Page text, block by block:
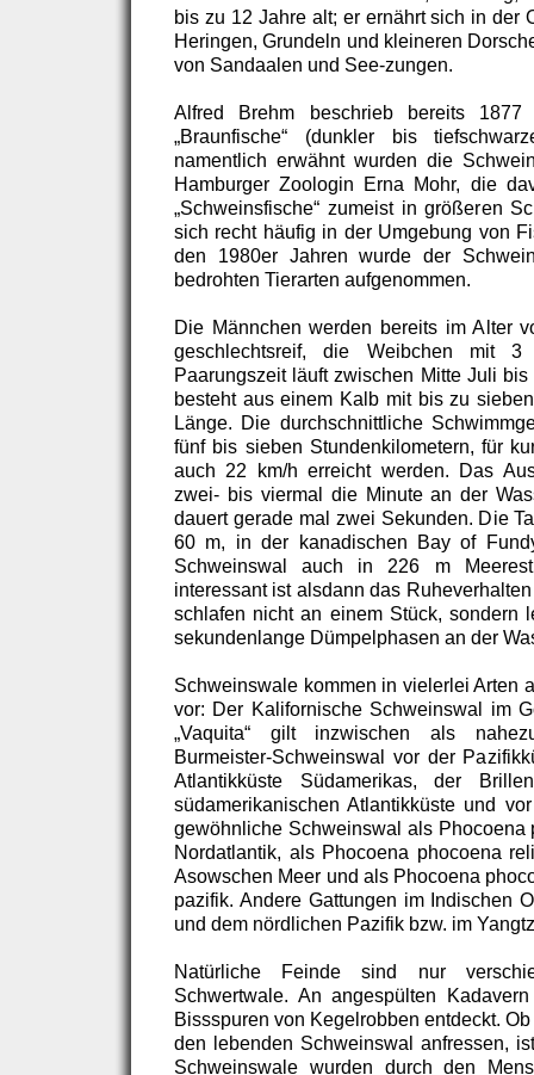
bis zu 12 Jahre alt; er ernährt sich in der
Heringen, Grundeln und kleineren
von Sandaalen und See-zungen.
Alfred Brehm beschrieb bereits 1877
„Braunfische“ (dunkler bis
namentlich erwähnt wurden die
Hamburger Zoologin Erna Mohr, die
„Schweinsfische“ zumeist in größeren
sich recht häufig in der Umgebung von
den 1980er Jahren wurde der
bedrohten Tierarten aufgenommen.
Die Männchen werden bereits im Alter
geschlechtsreif, die Weibchen mit
Paarungszeit läuft zwischen Mitte Juli
besteht aus einem Kalb mit bis zu
Länge. Die durchschnittliche
fünf bis sieben Stundenkilometern, für
auch 22 km/h erreicht werden. Das
zwei- bis viermal die Minute an der
dauert gerade mal zwei Sekunden. Die
60 m, in der kanadischen Bay of
Schweinswal auch in 226 m
interessant ist alsdann das
schlafen nicht an einem Stück, sondern
sekundenlange Dümpelphasen an der
Schweinswale kommen in vielerlei Arten
vor: Der Kalifornische Schweinswal im
„Vaquita“ gilt inzwischen als
Burmeister-Schweinswal vor der
Atlantikküste Südamerikas, der
südamerikanischen Atlantikküste und
gewöhnliche Schweinswal als Phocoena
Nordatlantik, als Phocoena phocoena
Asowschen Meer und als Phocoena
pazifik. Andere Gattungen im Indischen
und dem nördlichen Pazifik bzw. im
Natürliche Feinde sind nur
Schwertwale. An angespülten
Bissspuren von Kegelrobben entdeckt.
den lebenden Schweinswal anfressen,
Schweinswale wurden durch den